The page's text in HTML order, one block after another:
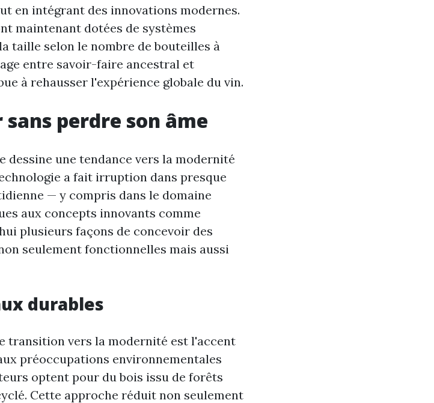
en intégrant des innovations modernes.
maintenant dotées de systèmes
taille selon le nombre de bouteilles à
entre savoir-faire ancestral et
à rehausser l'expérience globale du vin.
perdre son âme
dessine une tendance vers la modernité
a fait irruption dans presque
— y compris dans le domaine
aux concepts innovants comme
plusieurs façons de concevoir des
seulement fonctionnelles mais aussi
durables
transition vers la modernité est l'accent
préoccupations environnementales
optent pour du bois issu de forêts
Cette approche réduit non seulement